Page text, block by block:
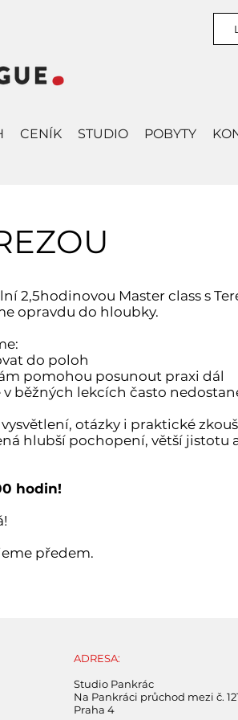
CENÍK STUDIO POBYTY
2,5hodinovou Master class s
opravdu do hloubky.
do poloh
pomohou posunout praxi dál
v běžných lekcích často
otázky i praktické
hlubší pochopení, větší jistotu
hodin!
předem.
ADRESA:
Studio Pankrác
Na Pankráci průchod mezi č.
Praha 4